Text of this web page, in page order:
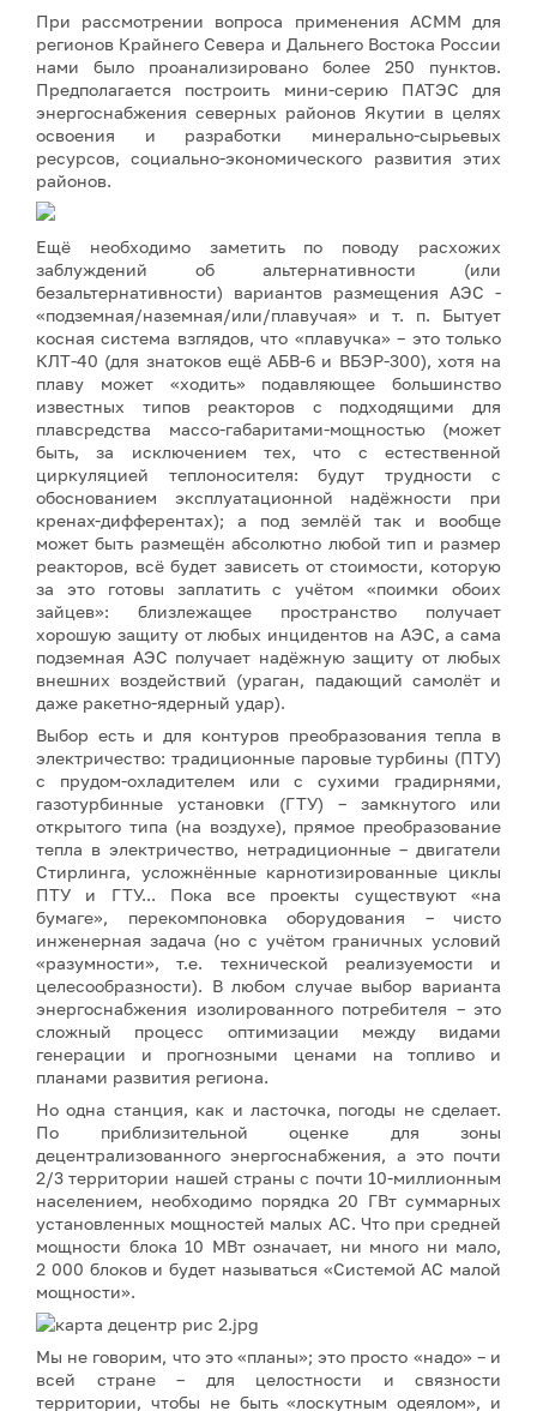
При рассмотрении вопроса применения АСММ для
регионов Крайнего Севера и Дальнего Востока России
нами было проанализировано более 250 пунктов.
Предполагается построить мини-серию ПАТЭС для
энергоснабжения северных районов Якутии в целях
освоения и разработки минерально-сырьевых
ресурсов, социально-экономического развития этих
районов.
Ещё необходимо заметить по поводу расхожих
заблуждений об альтернативности (или
безальтернативности) вариантов размещения АЭС -
«подземная/наземная/или/плавучая» и т. п. Бытует
косная система взглядов, что «плавучка» – это только
КЛТ-40 (для знатоков ещё АБВ-6 и ВБЭР-300), хотя на
плаву может «ходить» подавляющее большинство
известных типов реакторов с подходящими для
плавсредства массо-габаритами-мощностью (может
быть, за исключением тех, что с естественной
циркуляцией теплоносителя: будут трудности с
обоснованием эксплуатационной надёжности при
кренах-дифферентах); а под землёй так и вообще
может быть размещён абсолютно любой тип и размер
реакторов, всё будет зависеть от стоимости, которую
за это готовы заплатить с учётом «поимки обоих
зайцев»: близлежащее пространство получает
хорошую защиту от любых инцидентов на АЭС, а сама
подземная АЭС получает надёжную защиту от любых
внешних воздействий (ураган, падающий самолёт и
даже ракетно-ядерный удар).
Выбор есть и для контуров преобразования тепла в
электричество: традиционные паровые турбины (ПТУ)
с прудом-охладителем или с сухими градирнями,
газотурбинные установки (ГТУ) – замкнутого или
открытого типа (на воздухе), прямое преобразование
тепла в электричество, нетрадиционные – двигатели
Стирлинга, усложнённые карнотизированные циклы
ПТУ и ГТУ... Пока все проекты существуют «на
бумаге», перекомпоновка оборудования – чисто
инженерная задача (но с учётом граничных условий
«разумности», т.е. технической реализуемости и
целесообразности). В любом случае выбор варианта
энергоснабжения изолированного потребителя – это
сложный процесс оптимизации между видами
генерации и прогнозными ценами на топливо и
планами развития региона.
Но одна станция, как и ласточка, погоды не сделает.
По приблизительной оценке для зоны
децентрализованного энергоснабжения, а это почти
2/3 территории нашей страны с почти 10-миллионным
населением, необходимо порядка 20 ГВт суммарных
установленных мощностей малых АС. Что при средней
мощности блока 10 МВт означает, ни много ни мало,
2 000 блоков и будет называться «Системой АС малой
мощности».
Мы не говорим, что это «планы»; это просто «надо» – и
всей стране – для целостности и связности
территории, чтобы не быть «лоскутным одеялом», и